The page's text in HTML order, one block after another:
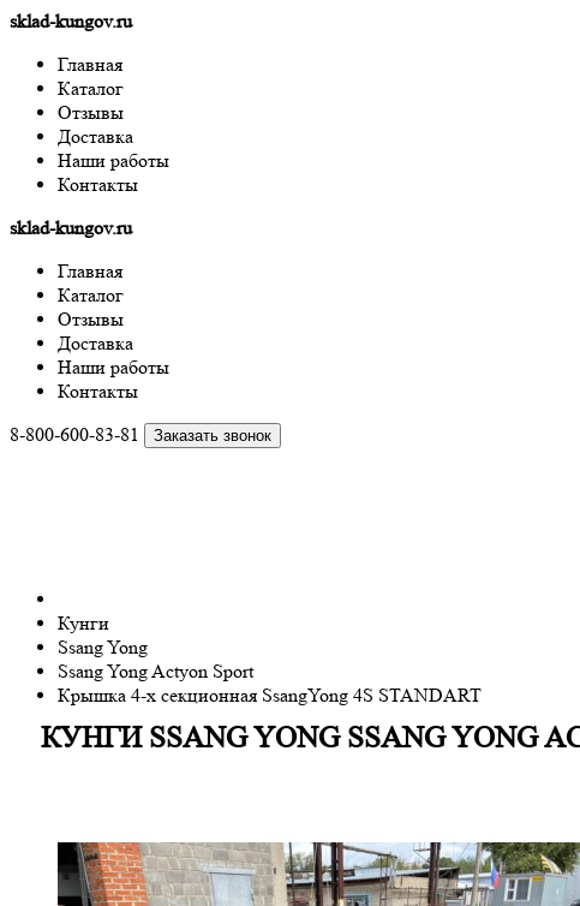
sklad-kungov.ru
Главная
Каталог
Отзывы
Доставка
Наши работы
Контакты
sklad-kungov.ru
Главная
Каталог
Отзывы
Доставка
Наши работы
Контакты
8-800-600-83-81
Заказать звонок
Кунги
Ssang Yong
Ssang Yong Actyon Sport
Крышка 4-х секционная SsangYong 4S STANDART
КУНГИ SSANG YONG SSANG YONG